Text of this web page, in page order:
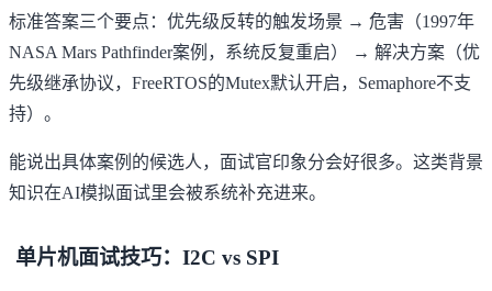
标准答案三个要点：优先级反转的触发场景 → 危害（1997年
NASA Mars Pathfinder案例，系统反复重启） → 解决方案（优
先级继承协议，FreeRTOS的Mutex默认开启，Semaphore不支
持）。
能说出具体案例的候选人，面试官印象分会好很多。这类背景
知识在AI模拟面试里会被系统补充进来。
单片机面试技巧：I2C vs SPI